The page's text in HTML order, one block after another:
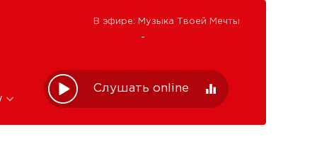
В эфире: Музыка Твоей Мечты
Слушать online